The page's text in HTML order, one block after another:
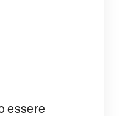
essere